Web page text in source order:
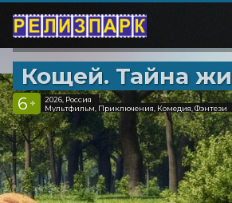
Кощей. Тайна
6 +
2026, Россия
Мультфильм, Приключения, Комедия, Фэнтези